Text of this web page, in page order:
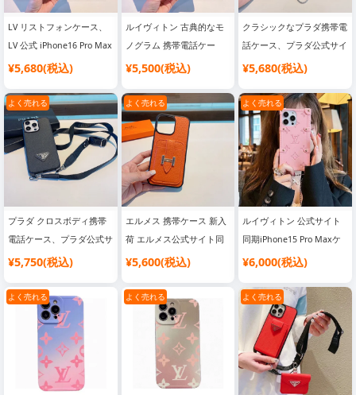
LV リストフォンケース、
LV 公式 iPhone16 Pro Max
ケース Daphne シリーズ
すべてのボタンが含まれ、
ハイエンドのハードウェ
ア、ハイエンドの高級感
[強い]
¥5,680(税込)
ルイヴィトン 古典的なモ
ノグラム 携帯電話ケー
ス、LV 公式 iPhone16 Pro
インクルーシブ携帯電話ケ
ース、高級高級 [強い]
¥5,500(税込)
クラシックなプラダ携帯電
話ケース、プラダ公式サイ
ト iPhone16 Pro Max ケー
ェーン、フルシェルチェー
ン、クロスボディ携帯電話
ケース、純粋なハンドメイ
ドダイヤモンド付き
¥5,680(税込)
よく売れる
プラダ クロスボディ携帯
電話ケース、プラダ公式サ
イト iPhone16 Pro ケース
小型吊り袋、要備考、メタ
ルロゴ、クロスグレインレ
ザー ソフトエッジ フルパ
ッケージ
¥5,750(税込)
よく売れる
エルメス 携帯ケース 新入
荷 エルメス公式サイト同
期 iPhone16 Pro Maxケー
ホルダー 携帯ケース ブラ
ック オレンジ
¥5,600(税込)
よく売れる
ルイヴィトン 公式サイト
同期iPhone15 Pro Maxケ
ース夏の新作モデル、リベ
ス、斜め掛けも可能！質感
が超いいですね！
¥6,000(税込)
よく売れる よく売れる よく売れる